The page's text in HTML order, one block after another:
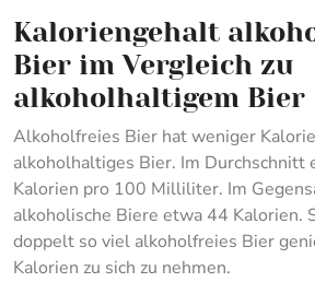
Kaloriengehalt
Bier im Vergleich zu
alkoholhaltigem Bier
Alkoholfreies Bier hat weniger
alkoholhaltiges Bier. Im Durchschnitt
Kalorien pro 100 Milliliter. Im
alkoholische Biere etwa 44 Kalorien.
doppelt so viel alkoholfreies Bier
Kalorien zu sich zu nehmen.